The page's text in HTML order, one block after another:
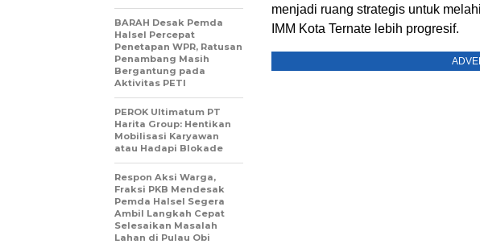
menjadi ruang strategis untuk
IMM Kota Ternate lebih progresif.
BARAH Desak Pemda
Halsel Percepat
Penetapan WPR, Ratusan
Penambang Masih
Bergantung pada
Aktivitas PETI
PEROK Ultimatum PT
Harita Group: Hentikan
Mobilisasi Karyawan
atau Hadapi Blokade
Respon Aksi Warga,
Fraksi PKB Mendesak
Pemda Halsel Segera
Ambil Langkah Cepat
Selesaikan Masalah
Lahan di Pulau Obi